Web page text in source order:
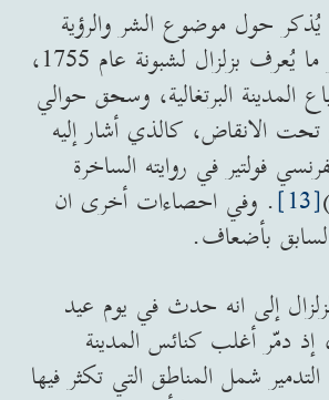
حول موضوع الشر والرؤية
الدينية الآنفة الذكر ما يُعرف بزلزال لشبونة عام 1755،
المدينة البرتغالية، وسحق حوالي
الانقاض، كالذي أشار إليه
فولتير في روايته الساخرة
[13]
. وفي احصاءات أخرى ان
بأضعاف.
إلى انه حدث في يوم عيد
دمّر أغلب كنائس المدينة
شمل المناطق التي تكثر فيها